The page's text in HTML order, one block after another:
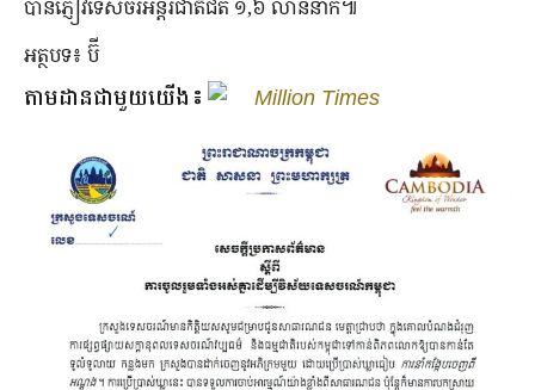
បានភ្ញៀវទេសចរអន្តរជាតិជិត ១,៦ លាននាក់៕
អត្ថបទ៖ ប៊ី
តាមដានជាមួយយើង៖ Million Times